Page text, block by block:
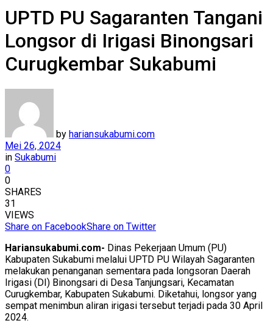
UPTD PU Sagaranten Tangani
Longsor di Irigasi Binongsari
Curugkembar Sukabumi
by hariansukabumi.com
Mei 26, 2024
in Sukabumi
0
0
SHARES
31
VIEWS
Share on FacebookShare on Twitter
Hariansukabumi.com- Dinas Pekerjaan Umum (PU)
Kabupaten Sukabumi melalui UPTD PU Wilayah Sagaranten
melakukan penanganan sementara pada longsoran Daerah
Irigasi (DI) Binongsari di Desa Tanjungsari, Kecamatan
Curugkembar, Kabupaten Sukabumi. Diketahui, longsor yang
sempat menimbun aliran irigasi tersebut terjadi pada 30 April
2024.